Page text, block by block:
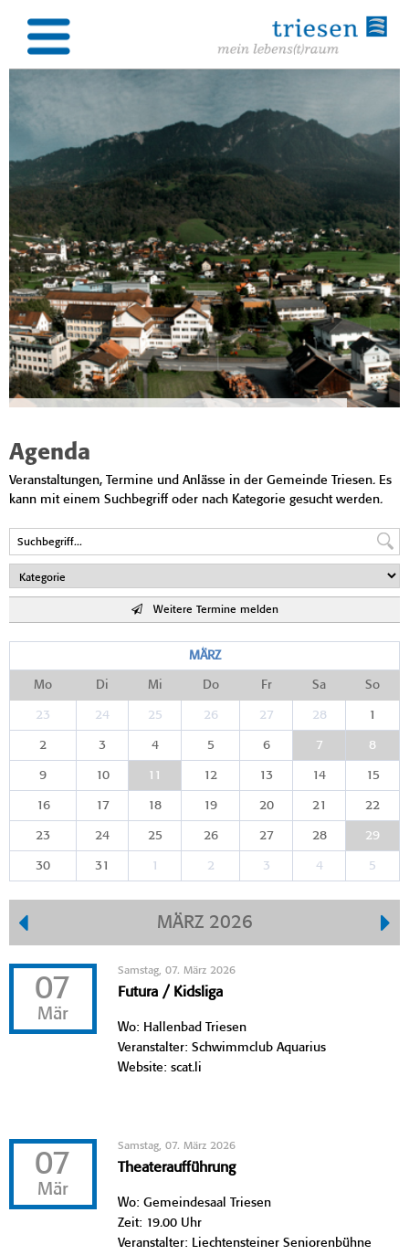
Agenda
Veranstaltungen, Termine und Anlässe in der Gemeinde Triesen. Es
kann mit einem Suchbegriff oder nach Kategorie gesucht werden.
Weitere Termine melden
MÄRZ
Mo Di Mi Do Fr Sa So
23 24 25 26 27 28 1
2 3 4 5 6 7 8
9 10 11 12 13 14 15
16 17 18 19 20 21 22
23 24 25 26 27 28 29
30 31 1 2 3 4 5
MÄRZ 2026
07
Mär
Samstag, 07. März 2026
Futura / Kidsliga
Wo: Hallenbad Triesen
Veranstalter: Schwimmclub Aquarius
Website: scat.li
07
Mär
Samstag, 07. März 2026
Theateraufführung
Wo: Gemeindesaal Triesen
Zeit: 19.00 Uhr
Veranstalter: Liechtensteiner Seniorenbühne